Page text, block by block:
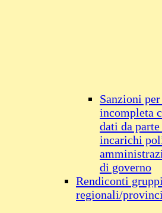
Sanzioni
incompleta
dati da
incarichi
di governo
Rendiconti
regionali/